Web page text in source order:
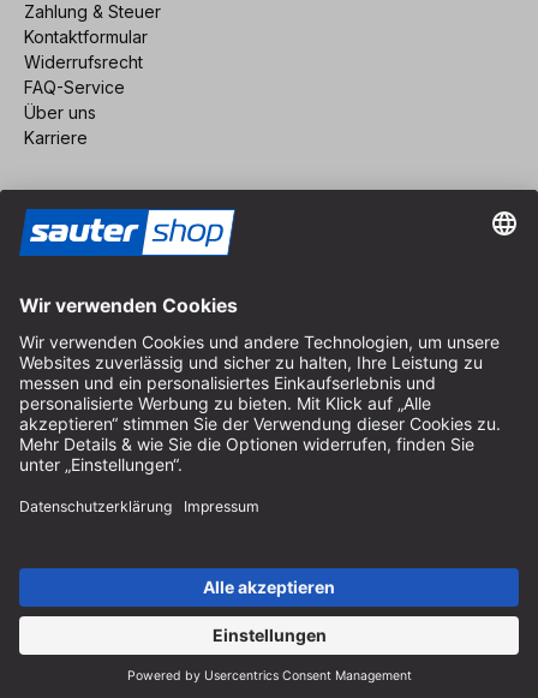
Zahlung & Steuer
Kontaktformular
Widerrufsrecht
FAQ-Service
Über uns
Karriere
Impressum
AGB
Datenschutz
Cookie-Einstellungen
© 2026 sauter GmbH
* kostenloser Versand ab 150 Euro Bestellwert innerhalb
Deutschlands für die Standard-Paketgrößen - ausgenommen
Sperrgut und Fracht
In Abh. des Lieferlandes kann die MwSt. an der Kasse variieren.